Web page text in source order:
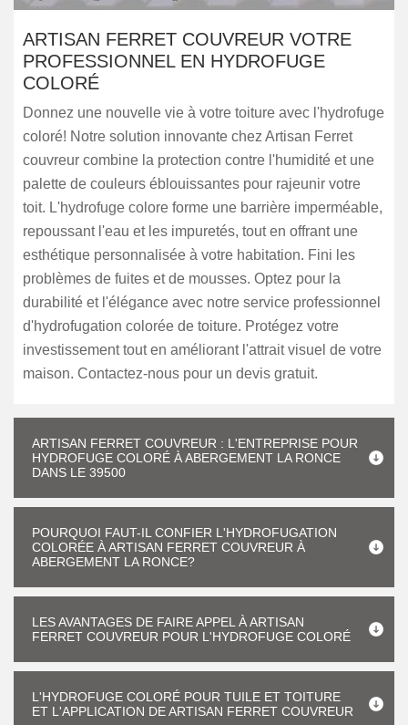
ARTISAN FERRET COUVREUR VOTRE
PROFESSIONNEL EN HYDROFUGE
COLORÉ
Donnez une nouvelle vie à votre toiture avec l'hydrofuge
coloré! Notre solution innovante chez Artisan Ferret
couvreur combine la protection contre l'humidité et une
palette de couleurs éblouissantes pour rajeunir votre
toit. L'hydrofuge colore forme une barrière imperméable,
repoussant l'eau et les impuretés, tout en offrant une
esthétique personnalisée à votre habitation. Fini les
problèmes de fuites et de mousses. Optez pour la
durabilité et l'élégance avec notre service professionnel
d'hydrofugation colorée de toiture. Protégez votre
investissement tout en améliorant l'attrait visuel de votre
maison. Contactez-nous pour un devis gratuit.
ARTISAN FERRET COUVREUR : L'ENTREPRISE POUR
HYDROFUGE COLORÉ À ABERGEMENT LA RONCE
DANS LE 39500
POURQUOI FAUT-IL CONFIER L'HYDROFUGATION
COLORÉE À ARTISAN FERRET COUVREUR À
ABERGEMENT LA RONCE?
LES AVANTAGES DE FAIRE APPEL À ARTISAN
FERRET COUVREUR POUR L'HYDROFUGE COLORÉ
L'HYDROFUGE COLORÉ POUR TUILE ET TOITURE
ET L'APPLICATION DE ARTISAN FERRET COUVREUR